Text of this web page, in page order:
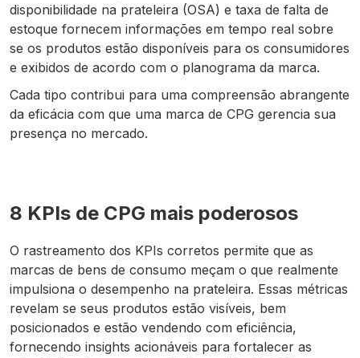
disponibilidade na prateleira (OSA) e taxa de falta de
estoque fornecem informações em tempo real sobre
se os produtos estão disponíveis para os consumidores
e exibidos de acordo com o planograma da marca.
Cada tipo contribui para uma compreensão abrangente
da eficácia com que uma marca de CPG gerencia sua
presença no mercado.
8 KPIs de CPG mais poderosos
O rastreamento dos KPIs corretos permite que as
marcas de bens de consumo meçam o que realmente
impulsiona o desempenho na prateleira. Essas métricas
revelam se seus produtos estão visíveis, bem
posicionados e estão vendendo com eficiência,
fornecendo insights acionáveis para fortalecer as